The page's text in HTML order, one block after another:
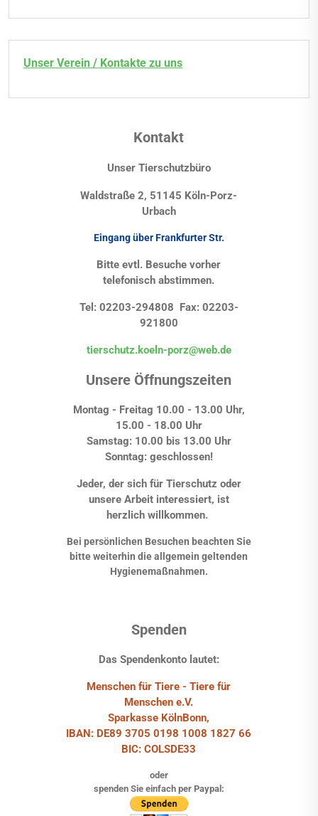
Unser Verein / Kontakte zu uns
Kontakt
Unser Tierschutzbüro
Waldstraße 2, 51145 Köln-Porz-
Urbach
Eingang über Frankfurter Str.
Bitte evtl. Besuche vorher
telefonisch abstimmen.
Tel: 02203-294808 Fax: 02203-
921800
tierschutz.koeln-porz@web.de
Unsere Öffnungszeiten
Montag - Freitag 10.00 - 13.00 Uhr,
15.00 - 18.00 Uhr
Samstag: 10.00 bis 13.00 Uhr
Sonntag: geschlossen!
Jeder, der sich für Tierschutz oder
unsere Arbeit interessiert, ist
herzlich willkommen.
Bei persönlichen Besuchen beachten Sie
bitte weiterhin die allgemein geltenden
Hygienemaßnahmen.
Spenden
Das Spendenkonto lautet:
Menschen für Tiere - Tiere für
Menschen e.V.
Sparkasse KölnBonn,
IBAN: DE89 3705 0198 1008 1827 66
BIC: COLSDE33
oder
spenden Sie einfach per Paypal: